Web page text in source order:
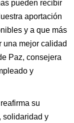
pueden recibir
aportación
y a que más
una mejor calidad
Paz, consejera
y
su
solidaridad y